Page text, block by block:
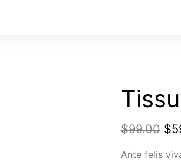
$99.00 $
Ante felis